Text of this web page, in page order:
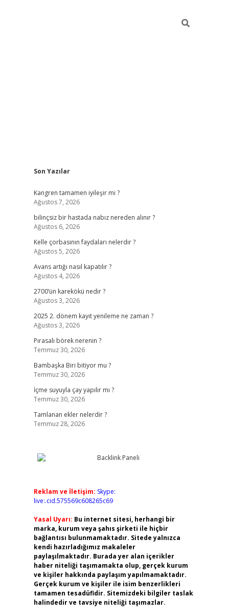
Sidebar
Son Yazılar
Kangren tamamen iyileşir mi ?
Ağustos 7, 2026
bilinçsiz bir hastada nabız nereden alınır ?
Ağustos 6, 2026
Kelle çorbasının faydaları nelerdir ?
Ağustos 5, 2026
Avans artığı nasıl kapatılır ?
Ağustos 4, 2026
2700’ün karekökü nedir ?
Ağustos 3, 2026
2025 2. dönem kayıt yenileme ne zaman ?
Ağustos 3, 2026
Pırasalı börek nerenin ?
Temmuz 30, 2026
Bambaşka Biri bitiyor mu ?
Temmuz 30, 2026
İçme suyuyla çay yapılır mı ?
Temmuz 30, 2026
Tamlanan ekler nelerdir ?
Temmuz 28, 2026
Reklam ve İletişim: Skype:
live:.cid.575569c608265c69
Yasal Uyarı: Bu internet sitesi, herhangi bir
marka, kurum veya şahıs şirketi ile hiçbir
bağlantısı bulunmamaktadır. Sitede yalnızca
kendi hazırladığımız makaleler
paylaşılmaktadır. Burada yer alan içerikler
haber niteliği taşımamakta olup, gerçek kurum
ve kişiler hakkında paylaşım yapılmamaktadır.
Gerçek kurum ve kişiler ile isim benzerlikleri
tamamen tesadüfidir. Sitemizdeki bilgiler taslak
halindedir ve tavsiye niteliği taşımazlar.
vdcasino güncel giriş